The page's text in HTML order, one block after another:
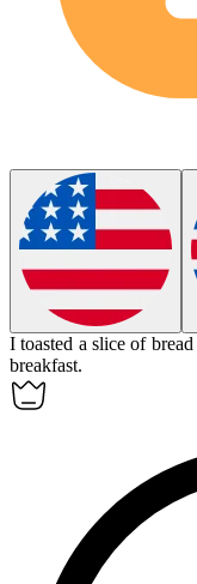
I toasted a slice of bread
breakfast.